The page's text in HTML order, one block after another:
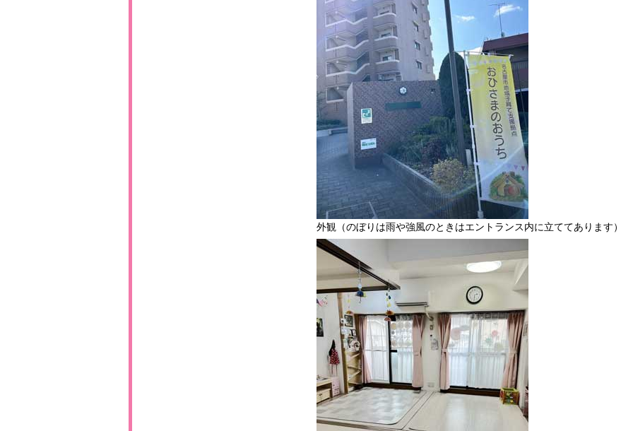
外観（のぼりは雨や強風のときはエントランス内に立ててあります）